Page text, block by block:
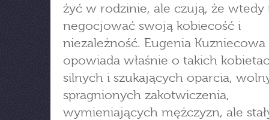
żyć w rodzinie, ale czują, że wtedy
negocjować swoją kobiecość i
niezależność. Eugenia Kuzniecowa
opowiada właśnie o takich
silnych i szukających oparcia,
spragnionych zakotwiczenia,
wymieniających mężczyzn, ale